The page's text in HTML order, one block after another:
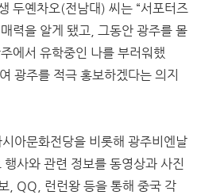
두옌차오(전남대) 씨는 “서포터즈
력을 알게 됐고, 그동안 광주를 몰
에서 유학중인 나를 부러워했
광주를 적극 홍보하겠다는 의지
아문화전당을 비롯해 광주비엔날
사와 관련 정보를 동영상과 사진
, QQ, 런런왕 등을 통해 중국 각